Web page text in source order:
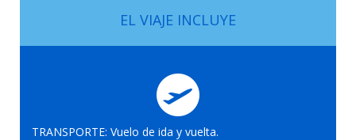
EL VIAJE INCLUYE
TRANSPORTE: Vuelo de ida y vuelta.